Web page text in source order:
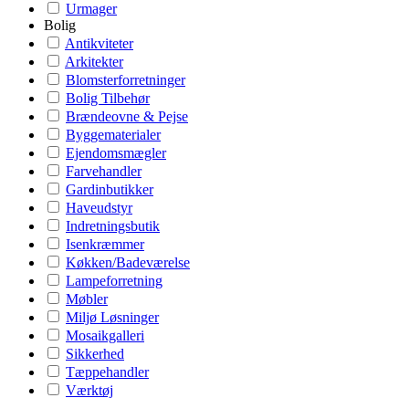
Urmager
Bolig
Antikviteter
Arkitekter
Blomsterforretninger
Bolig Tilbehør
Brændeovne & Pejse
Byggematerialer
Ejendomsmægler
Farvehandler
Gardinbutikker
Haveudstyr
Indretningsbutik
Isenkræmmer
Køkken/Badeværelse
Lampeforretning
Møbler
Miljø Løsninger
Mosaikgalleri
Sikkerhed
Tæppehandler
Værktøj